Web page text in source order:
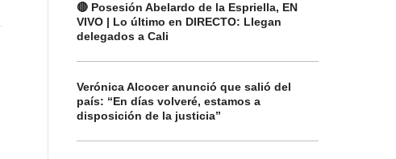
🔴 Posesión Abelardo de la Espriella, EN
VIVO | Lo último en DIRECTO: Llegan
delegados a Cali
Verónica Alcocer anunció que salió del
país: “En días volveré, estamos a
disposición de la justicia”